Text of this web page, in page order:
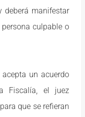
deberá manifestar
culpable o
un acuerdo
Fiscalía, el juez
que se refieran